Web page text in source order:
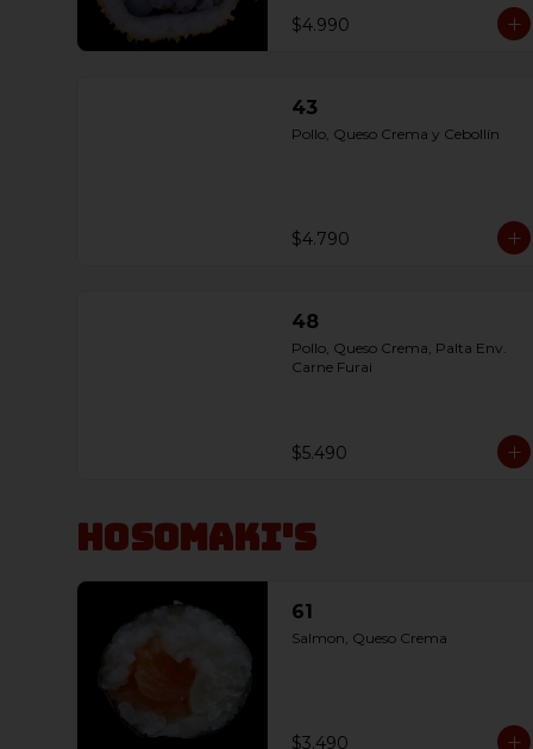
$4.990
43
Pollo, Queso Crema y Cebollín
$4.790
48
Pollo, Queso Crema, Palta Env.
Carne Furai
$5.490
Hosomaki's
61
Salmon, Queso Crema
$3.490